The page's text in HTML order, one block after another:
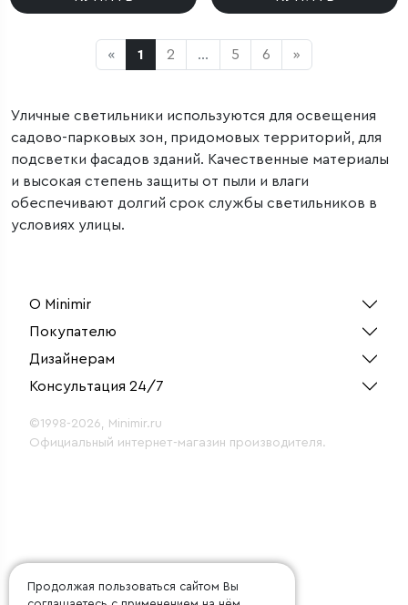
« 1 2 ... 5 6 »
Уличные светильники используются для освещения
садово-парковых зон, придомовых территорий, для
подсветки фасадов зданий. Качественные материалы
и высокая степень защиты от пыли и влаги
обеспечивают долгий срок службы светильников в
условиях улицы.
О Minimir
Покупателю
Дизайнерам
Консультация 24/7
©1998-2026, Minimir.ru
Официальный интернет-магазин производителя.
Продолжая пользоваться сайтом Вы